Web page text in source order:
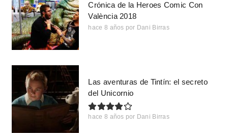
Crónica de la Heroes Comic Con
València 2018
hace 8 años por Dani Birras
Las aventuras de Tintín: el secreto
del Unicornio
hace 8 años por Dani Birras